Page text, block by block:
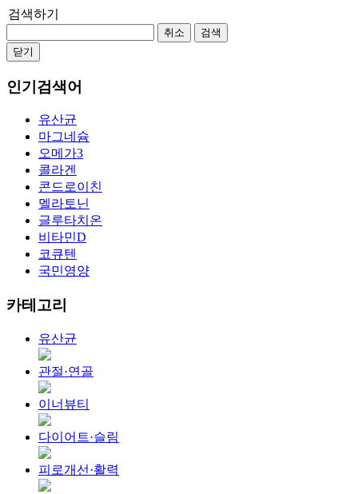
검색하기
취소
검색
닫기
인기검색어
유산균
마그네슘
오메가3
콜라겐
콘드로이친
멜라토닌
글루타치온
비타민D
코큐텐
국민영양
카테고리
유산균
관절·연골
이너뷰티
다이어트·슬림
피로개선·활력